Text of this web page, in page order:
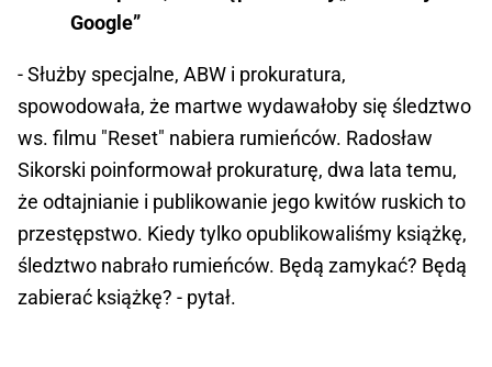
Google”
- Służby specjalne, ABW i prokuratura,
spowodowała, że martwe wydawałoby się śledztwo
ws. filmu "Reset" nabiera rumieńców. Radosław
Sikorski poinformował prokuraturę, dwa lata temu,
że odtajnianie i publikowanie jego kwitów ruskich to
przestępstwo. Kiedy tylko opublikowaliśmy książkę,
śledztwo nabrało rumieńców. Będą zamykać? Będą
zabierać książkę? - pytał.